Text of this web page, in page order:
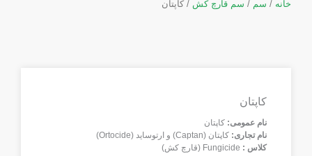
خانه / سم / سم قارچ کش / کاپتان
کاپتان
نام عمومی: کاپتان
نام تجاری: کاپتان (Captan) و ارتوساید (Ortocide)
کلاس :